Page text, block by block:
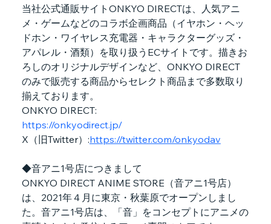
当社公式通販サイトONKYO DIRECTは、人気アニ
メ・ゲームなどのコラボ企画商品（イヤホン・ヘッ
ドホン・ワイヤレス充電器・キャラクターグッズ・
アパレル・酒類）を取り扱うECサイトです。描きお
ろしのオリジナルデザインなど、ONKYO DIRECT
のみで販売する商品からセレクト商品まで多数取り
揃えております。
ONKYO DIRECT:
https://onkyodirect.jp/
X（旧Twitter）:https://twitter.com/onkyodav
◆音アニ1号店につきまして
ONKYO DIRECT ANIME STORE（音アニ1号店）
は、2021年４月に東京・秋葉原でオープンしまし
た。音アニ1号店は、「音」をコンセプトにアニメの